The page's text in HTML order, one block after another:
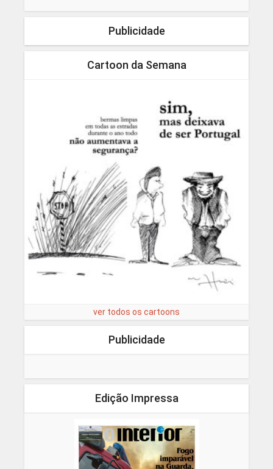
Publicidade
Cartoon da Semana
ver todos os cartoons
Publicidade
Edição Impressa